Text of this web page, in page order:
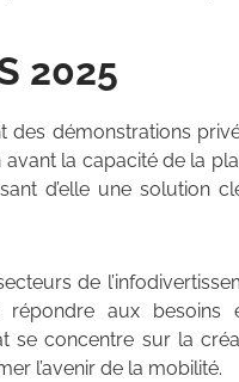
2025
des démonstrations
avant la capacité de la
d’elle une solution
de
aux besoins
se concentre sur la
l’avenir de la mobilité.